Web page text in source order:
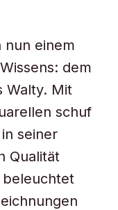
nun einem
dem
Walty. Mit
schuf
seiner
Qualität
beleuchtet